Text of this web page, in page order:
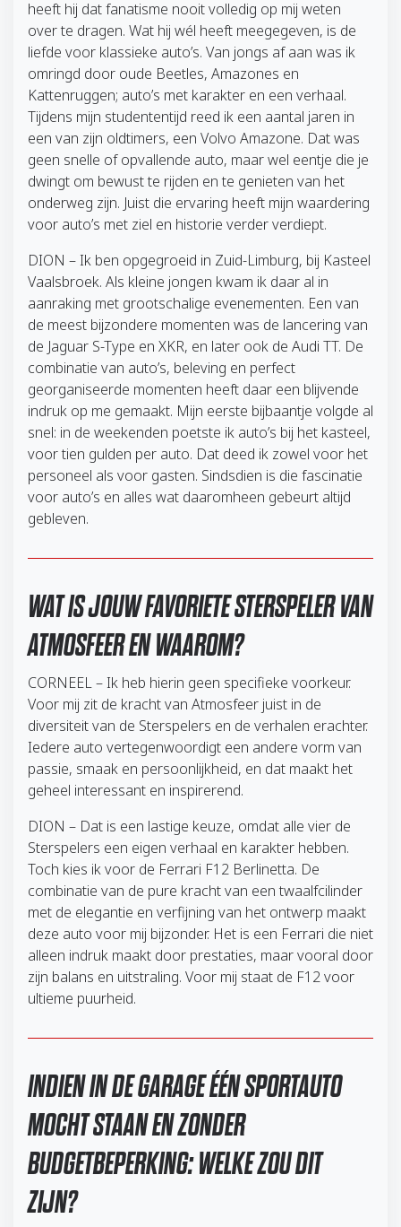
heeft hij dat fanatisme nooit volledig op mij weten
over te dragen. Wat hij wél heeft meegegeven, is de
liefde voor klassieke auto’s. Van jongs af aan was ik
omringd door oude Beetles, Amazones en
Kattenruggen; auto’s met karakter en een verhaal.
Tijdens mijn studententijd reed ik een aantal jaren in
een van zijn oldtimers, een Volvo Amazone. Dat was
geen snelle of opvallende auto, maar wel eentje die je
dwingt om bewust te rijden en te genieten van het
onderweg zijn. Juist die ervaring heeft mijn waardering
voor auto’s met ziel en historie verder verdiept.
DION – Ik ben opgegroeid in Zuid-Limburg, bij Kasteel
Vaalsbroek. Als kleine jongen kwam ik daar al in
aanraking met grootschalige evenementen. Een van
de meest bijzondere momenten was de lancering van
de Jaguar S-Type en XKR, en later ook de Audi TT. De
combinatie van auto’s, beleving en perfect
georganiseerde momenten heeft daar een blijvende
indruk op me gemaakt. Mijn eerste bijbaantje volgde al
snel: in de weekenden poetste ik auto’s bij het kasteel,
voor tien gulden per auto. Dat deed ik zowel voor het
personeel als voor gasten. Sindsdien is die fascinatie
voor auto’s en alles wat daaromheen gebeurt altijd
gebleven.
WAT IS JOUW FAVORIETE STERSPELER VAN
ATMOSFEER EN WAAROM?
CORNEEL – Ik heb hierin geen specifieke voorkeur.
Voor mij zit de kracht van Atmosfeer juist in de
diversiteit van de Sterspelers en de verhalen erachter.
Iedere auto vertegenwoordigt een andere vorm van
passie, smaak en persoonlijkheid, en dat maakt het
geheel interessant en inspirerend.
DION – Dat is een lastige keuze, omdat alle vier de
Sterspelers een eigen verhaal en karakter hebben.
Toch kies ik voor de Ferrari F12 Berlinetta. De
combinatie van de pure kracht van een twaalfcilinder
met de elegantie en verfijning van het ontwerp maakt
deze auto voor mij bijzonder. Het is een Ferrari die niet
alleen indruk maakt door prestaties, maar vooral door
zijn balans en uitstraling. Voor mij staat de F12 voor
ultieme puurheid.
INDIEN IN DE GARAGE ÉÉN SPORTAUTO
MOCHT STAAN EN ZONDER
BUDGETBEPERKING: WELKE ZOU DIT
ZIJN?